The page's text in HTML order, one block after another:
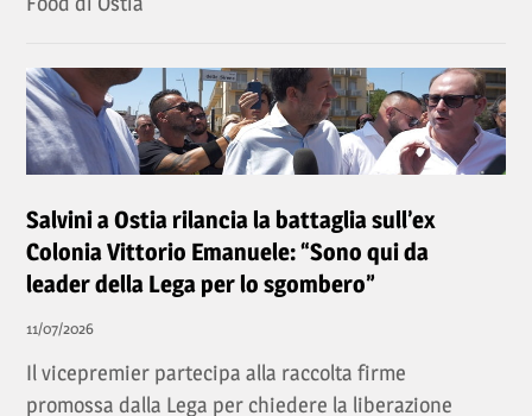
Salvini a Ostia rilancia la battaglia sull’ex
Colonia Vittorio Emanuele: “Sono qui da
leader della Lega per lo sgombero”
11/07/2026
Il vicepremier partecipa alla raccolta firme
promossa dalla Lega per chiedere la liberazione